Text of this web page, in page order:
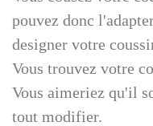
pouvez donc
designer votre
Vous trouvez votre
Vous aimeriez qu'il
tout modifier.